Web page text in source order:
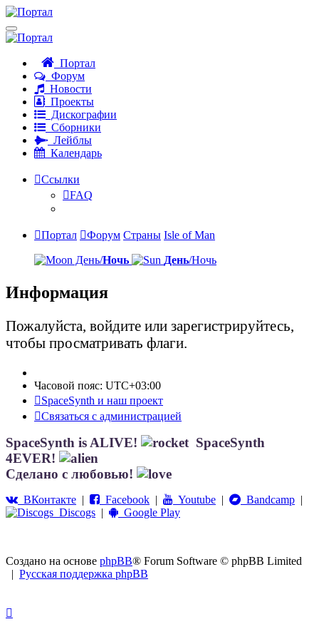
Портал
Форум
Новости
Проекты
Дискографии
Сборники
Лейблы
Календарь
Ссылки
FAQ
Портал Форум Страны Isle of Man
День/Ночь День/Ночь
Информация
Пожалуйста, войдите или зарегистрируйтесь,
чтобы просматривать флаги.
Часовой пояс: UTC+03:00
SpaceSynth и наш проект
Связаться с администрацией
SpaceSynth is ALIVE!
SpaceSynth
4EVER!
Сделано с любовью!
ВКонтакте | Facebook | Youtube | Bandcamp |
Discogs | Google Play
Создано на основе phpBB® Forum Software © phpBB Limited
| Русская поддержка phpBB